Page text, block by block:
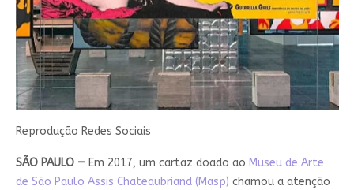
Reprodução Redes Sociais
SÃO PAULO —Em 2017, um cartaz doado ao Museu de Arte
de São Paulo Assis Chateaubriand (Masp) chamou a atenção